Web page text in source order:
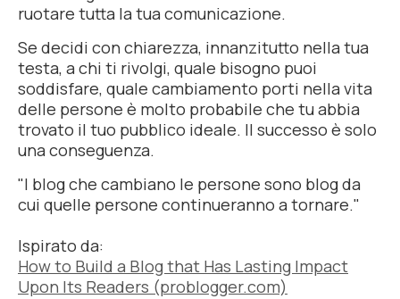
ruotare tutta la tua comunicazione.
Se decidi con chiarezza, innanzitutto nella tua
testa, a chi ti rivolgi, quale bisogno puoi
soddisfare, quale cambiamento porti nella vita
delle persone è molto probabile che tu abbia
trovato il tuo pubblico ideale. Il successo è solo
una conseguenza.
"I blog che cambiano le persone sono blog da
cui quelle persone continueranno a tornare."
Ispirato da:
How to Build a Blog that Has Lasting Impact
Upon Its Readers (problogger.com)